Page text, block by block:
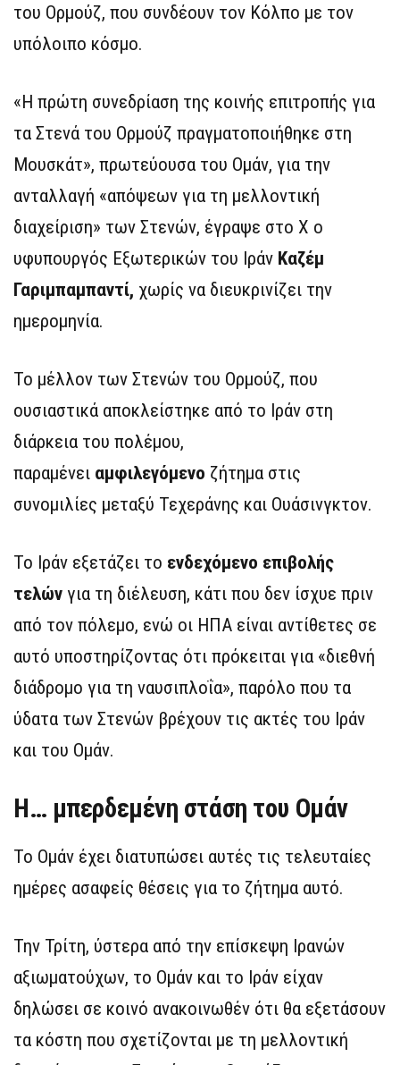
του Ορμούζ, που συνδέουν τον Κόλπο με τον
υπόλοιπο κόσμο.
«Η πρώτη συνεδρίαση της κοινής επιτροπής για
τα Στενά του Ορμούζ πραγματοποιήθηκε στη
Μουσκάτ», πρωτεύουσα του Ομάν, για την
ανταλλαγή «απόψεων για τη μελλοντική
διαχείριση» των Στενών, έγραψε στο Χ ο
υφυπουργός Εξωτερικών του Ιράν Καζέμ
Γαριμπαμπαντί, χωρίς να διευκρινίζει την
ημερομηνία.
Το μέλλον των Στενών του Ορμούζ, που
ουσιαστικά αποκλείστηκε από το Ιράν στη
διάρκεια του πολέμου,
παραμένει αμφιλεγόμενο ζήτημα στις
συνομιλίες μεταξύ Τεχεράνης και Ουάσινγκτον.
Το Ιράν εξετάζει το ενδεχόμενο επιβολής
τελών για τη διέλευση, κάτι που δεν ίσχυε πριν
από τον πόλεμο, ενώ οι ΗΠΑ είναι αντίθετες σε
αυτό υποστηρίζοντας ότι πρόκειται για «διεθνή
διάδρομο για τη ναυσιπλοΐα», παρόλο που τα
ύδατα των Στενών βρέχουν τις ακτές του Ιράν
και του Ομάν.
Η… μπερδεμένη στάση του Ομάν
Το Ομάν έχει διατυπώσει αυτές τις τελευταίες
ημέρες ασαφείς θέσεις για το ζήτημα αυτό.
Την Τρίτη, ύστερα από την επίσκεψη Ιρανών
αξιωματούχων, το Ομάν και το Ιράν είχαν
δηλώσει σε κοινό ανακοινωθέν ότι θα εξετάσουν
τα κόστη που σχετίζονται με τη μελλοντική